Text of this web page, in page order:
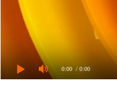
0:00 / 0:00